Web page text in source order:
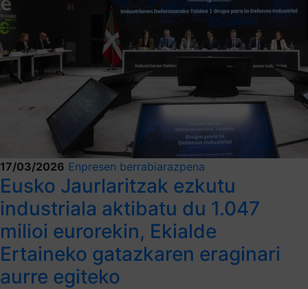
17/03/2026 Enpresen berrabiarazpena
Eusko Jaurlaritzak ezkutu
industriala aktibatu du 1.047
milioi eurorekin, Ekialde
Ertaineko gatazkaren eraginari
aurre egiteko